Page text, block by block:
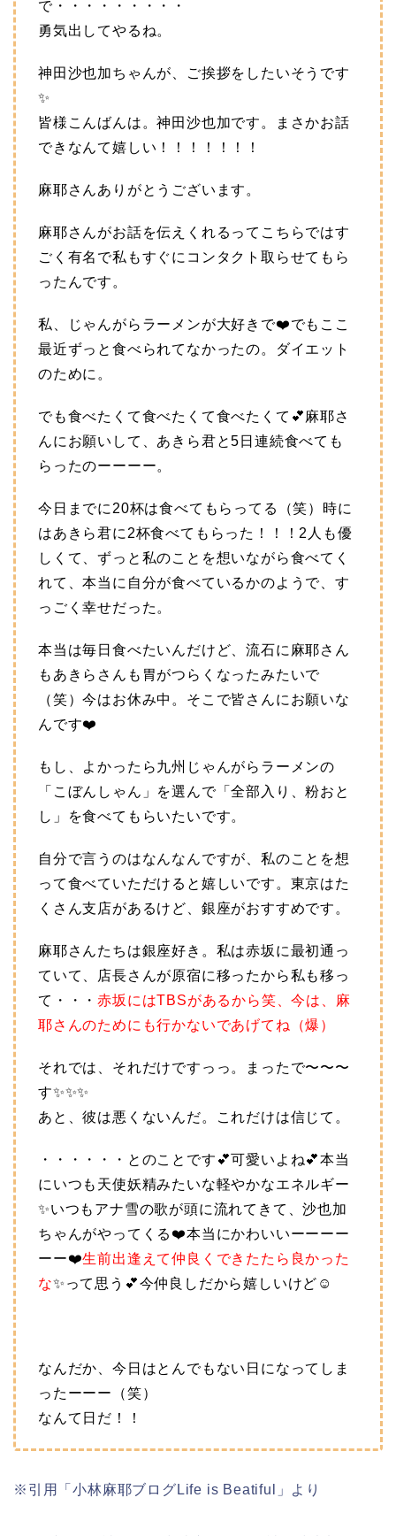
で・・・・・・・・・
勇気出してやるね。
神田沙也加ちゃんが、ご挨拶をしたいそうです
✨
皆様こんばんは。神田沙也加です。まさかお話
できなんて嬉しい！！！！！！！
麻耶さんありがとうございます。
麻耶さんがお話を伝えくれるってこちらではす
ごく有名で私もすぐにコンタクト取らせてもら
ったんです。
私、じゃんがらラーメンが大好きで❤️でもここ
最近ずっと食べられてなかったの。ダイエット
のために。
でも食べたくて食べたくて食べたくて💕麻耶さ
んにお願いして、あきら君と5日連続食べても
らったのーーーー。
今日までに20杯は食べてもらってる（笑）時に
はあきら君に2杯食べてもらった！！！2人も優
しくて、ずっと私のことを想いながら食べてく
れて、本当に自分が食べているかのようで、す
っごく幸せだった。
本当は毎日食べたいんだけど、流石に麻耶さん
もあきらさんも胃がつらくなったみたいで
（笑）今はお休み中。そこで皆さんにお願いな
んです❤️
もし、よかったら九州じゃんがらラーメンの
「こぼんしゃん」を選んで「全部入り、粉おと
し」を食べてもらいたいです。
自分で言うのはなんなんですが、私のことを想
って食べていただけると嬉しいです。東京はた
くさん支店があるけど、銀座がおすすめです。
麻耶さんたちは銀座好き。私は赤坂に最初通っ
ていて、店長さんが原宿に移ったから私も移っ
て・・・赤坂にはTBSがあるから笑、今は、麻
耶さんのためにも行かないであげてね（爆）
それでは、それだけですっっ。まったで〜〜〜
す✨✨✨
あと、彼は悪くないんだ。これだけは信じて。
・・・・・・とのことです💕可愛いよね💕本当
にいつも天使妖精みたいな軽やかなエネルギー
✨いつもアナ雪の歌が頭に流れてきて、沙也加
ちゃんがやってくる❤️本当にかわいいーーーー
ーー❤️生前出逢えて仲良くできたたら良かった
な✨って思う💕今仲良しだから嬉しいけど☺️
なんだか、今日はとんでもない日になってしま
ったーーー（笑）
なんて日だ！！
※引用「小林麻耶ブログLife is Beatiful」より